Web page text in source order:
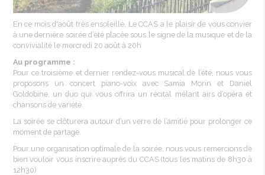
En ce mois d'août très ensoleillé, Le CCAS a le plaisir de vous convier
à une dernière soirée d’été placée sous le signe de la musique et de la
convivialité le mercredi 20 août à 20h
Au programme :
Pour ce troisième et dernier rendez-vous musical de l’été, nous vous
proposons un concert piano-voix avec Samia Morin et Daniel
Goldobine, un duo qui vous offrira un récital mêlant airs d’opéra et
chansons de variété.
La soirée se clôturera autour d’un verre de l’amitié pour prolonger ce
moment de partage.
Pour une organisation optimale de la soirée, nous vous remercions de
bien vouloir vous inscrire auprès du CCAS (tous les matins de 8h30 à
12h30)